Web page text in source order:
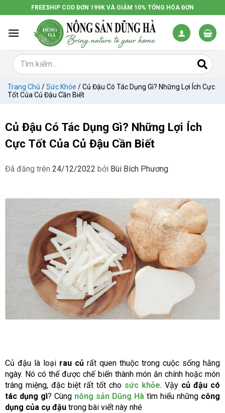
đến
dung
FREESHIP COD ĐƠN 199K VÀ GIẢM 10% TỔNG HÓA ĐƠN
Trang Chủ /Sức Khỏe /Củ Đậu Có Tác Dụng Gì? Những Lợi Ích Cực
Tốt Của Củ Đậu Cần Biết
Củ Đậu Có Tác Dụng Gì? Những Lợi Ích
Cực Tốt Của Củ Đậu Cần Biết
Đã đăng trên 24/12/2022 bởi Bùi Bích Phương
Củ đậu là loại rau củ rất quen thuộc trong cuộc sống hằng
ngày. Nó có thể được chế biến thành món ăn chính hoặc món
tráng miệng, đặc biệt rất tốt cho sức khỏe. Vậy củ đậu có
tác dụng gì? Cùng nông sản Dũng Hà tìm hiểu những công
dụng của cụ đậu trong bài viết này nhé